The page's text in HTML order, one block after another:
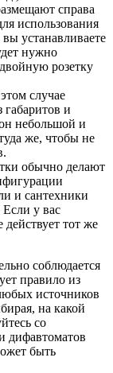
справа
использования
устанавливаете
нужно
розетку
случае
и
небольшой и
же, чтобы не
обычно делают
и сантехники
у вас
действует тот же
соблюдается
правило из
источников
на какой
со
дифавтоматов
быть